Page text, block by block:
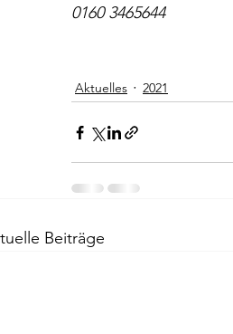
0160 3465644
Aktuelles 2021
Beiträge